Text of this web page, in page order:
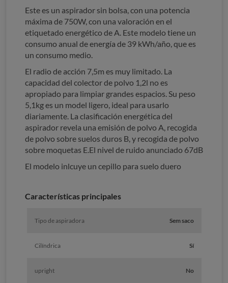
Este es un aspirador sin bolsa, con una potencia
máxima de 750W, con una valoración en el
etiquetado energético de A. Este modelo tiene un
consumo anual de energía de 39 kWh/año, que es
un consumo medio.
El radio de acción 7,5m es muy limitado. La
capacidad del colector de polvo 1,2l no es
apropiado para limpiar grandes espacios. Su peso
5,1kg es un model ligero, ideal para usarlo
diariamente. La clasificación energética del
aspirador revela una emisión de polvo A, recogida
de polvo sobre suelos duros B, y recogida de polvo
sobre moquetas E.El nivel de ruido anunciado 67dB
El modelo inlcuye un cepillo para suelo duero
Características principales
Tipo de aspiradora Sem saco
Cilíndrica Sí
upright No